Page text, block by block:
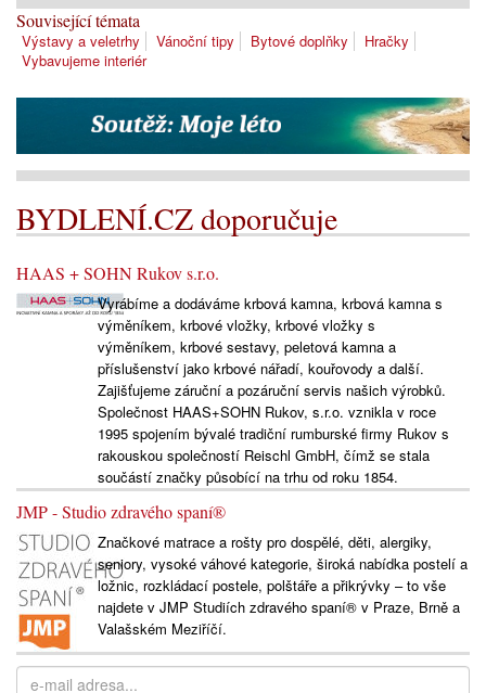
Související témata
Výstavy a veletrhy Vánoční tipy Bytové doplňky
Hračky
Vybavujeme interiér
BYDLENÍ.CZ doporučuje
HAAS + SOHN Rukov s.r.o.
Vyrábíme a dodáváme krbová kamna, krbová kamna s
výměníkem, krbové vložky, krbové vložky s
výměníkem, krbové sestavy, peletová kamna a
příslušenství jako krbové nářadí, kouřovody a další.
Zajišťujeme záruční a pozáruční servis našich výrobků.
Společnost HAAS+SOHN Rukov, s.r.o. vznikla v roce
1995 spojením bývalé tradiční rumburské firmy Rukov s
rakouskou společností Reischl GmbH, čímž se stala
součástí značky působící na trhu od roku 1854.
JMP - Studio zdravého spaní®
Značkové matrace a rošty pro dospělé, děti, alergiky,
seniory, vysoké váhové kategorie, široká nabídka postelí a
ložnic, rozkládací postele, polštáře a přikrývky – to vše
najdete v JMP Studiích zdravého spaní® v Praze, Brně a
Valašském Meziříčí.